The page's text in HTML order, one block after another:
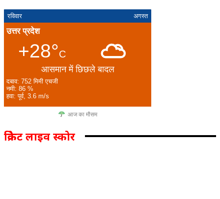
रविवार अगस्त
उत्तर प्रदेश
+28°C
आसमान में छिछले बादल
दबाव: 752 मिमी एचजी
नमी: 86 %
हवा: पूर्व, 3.6 m/s
आज का मौसम
क्रिकेट लाइव स्कोर